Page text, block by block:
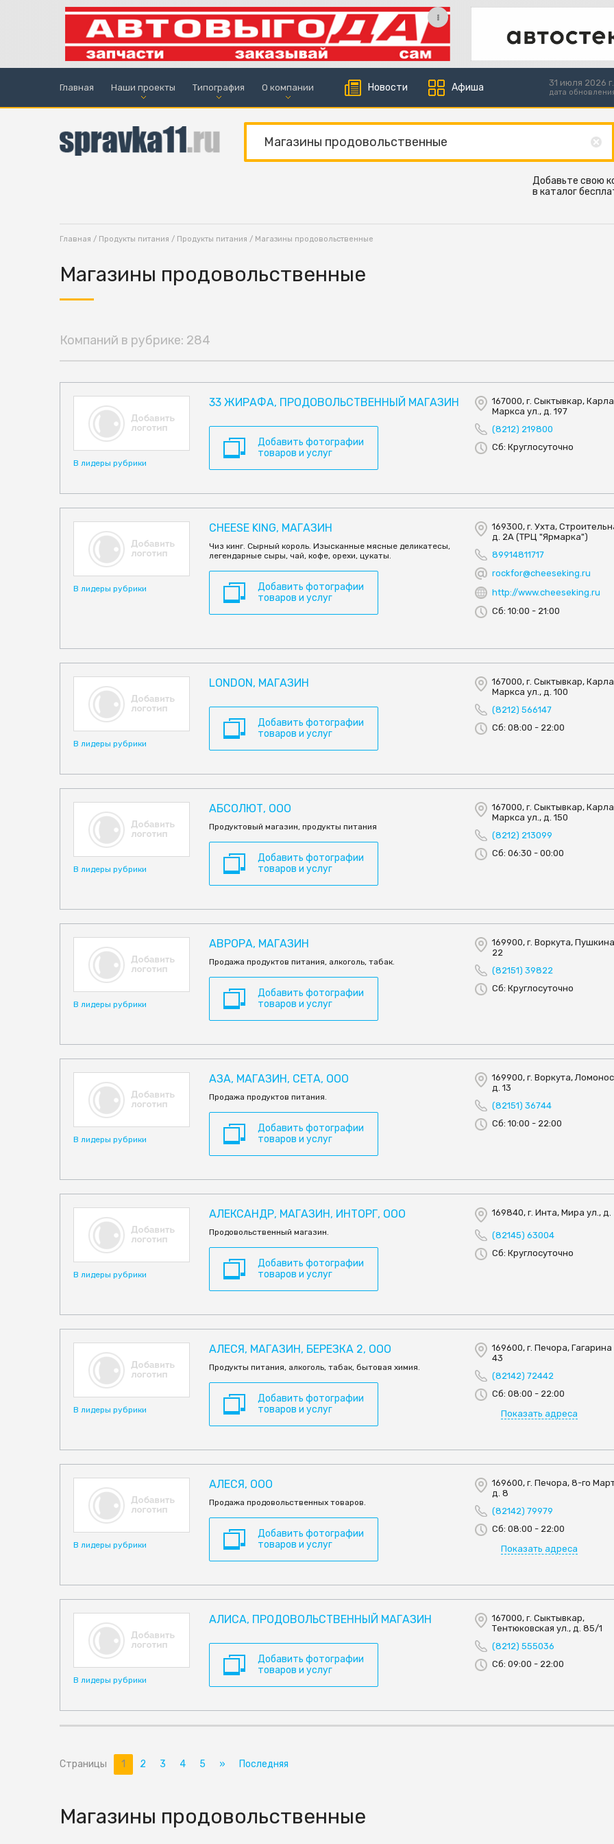
Главная Наши проекты Типография О компании Новости Афиша 31 июля 2026 г.
дата
Добавьте свою
в каталог
Главная / Продукты питания / Продукты питания / Магазины продовольственные
Магазины продовольственные
Компаний в рубрике: 284
В лидеры рубрики
33 ЖИРАФА, ПРОДОВОЛЬСТВЕННЫЙ МАГАЗИН
Добавить фотографии
товаров и услуг
167000, г. Сыктывкар, Карла
Маркса ул., д. 197
(8212) 219800
Сб: Круглосуточно
В лидеры рубрики
CHEESE KING, МАГАЗИН
Чиз кинг. Сырный король. Изысканные мясные деликатесы,
легендарные сыры, чай, кофе, орехи, цукаты.
Добавить фотографии
товаров и услуг
169300, г. Ухта,
д. 2А (ТРЦ "Ярмарка")
89914811717
rockfor@cheeseking.ru
http://www.cheeseking.ru
Сб: 10:00 - 21:00
В лидеры рубрики
LONDON, МАГАЗИН
Добавить фотографии
товаров и услуг
167000, г. Сыктывкар, Карла
Маркса ул., д. 100
(8212) 566147
Сб: 08:00 - 22:00
В лидеры рубрики
АБСОЛЮТ, ООО
Продуктовый магазин, продукты питания
Добавить фотографии
товаров и услуг
167000, г. Сыктывкар, Карла
Маркса ул., д. 150
(8212) 213099
Сб: 06:30 - 00:00
В лидеры рубрики
АВРОРА, МАГАЗИН
Продажа продуктов питания, алкоголь, табак.
Добавить фотографии
товаров и услуг
169900, г. Воркута,
22
(82151) 39822
Сб: Круглосуточно
В лидеры рубрики
АЗА, МАГАЗИН, СЕТА, ООО
Продажа продуктов питания.
Добавить фотографии
товаров и услуг
169900, г. Воркута,
д. 13
(82151) 36744
Сб: 10:00 - 22:00
В лидеры рубрики
АЛЕКСАНДР, МАГАЗИН, ИНТОРГ, ООО
Продовольственный магазин.
Добавить фотографии
товаров и услуг
169840, г. Инта, Мира ул., д.
(82145) 63004
Сб: Круглосуточно
В лидеры рубрики
АЛЕСЯ, МАГАЗИН, БЕРЕЗКА 2, ООО
Продукты питания, алкоголь, табак, бытовая химия.
Добавить фотографии
товаров и услуг
169600, г. Печора, Гагарина
43
(82142) 72442
Сб: 08:00 - 22:00
Показать адреса
В лидеры рубрики
АЛЕСЯ, ООО
Продажа продовольственных товаров.
Добавить фотографии
товаров и услуг
169600, г. Печора, 8-го
д. 8
(82142) 79979
Сб: 08:00 - 22:00
Показать адреса
В лидеры рубрики
АЛИСА, ПРОДОВОЛЬСТВЕННЫЙ МАГАЗИН
Добавить фотографии
товаров и услуг
167000, г. Сыктывкар,
Тентюковская ул., д. 85/1
(8212) 555036
Сб: 09:00 - 22:00
Страницы 1 2 3 4 5 » Последняя
Магазины продовольственные